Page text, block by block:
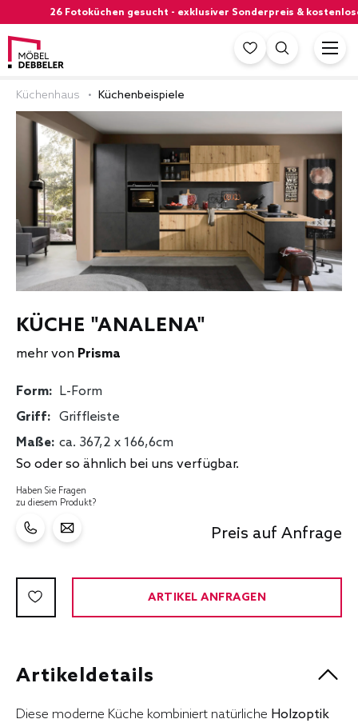
26 Fotoküchen gesucht - exklusiver Sonderpreis & kostenloser
Küchenhaus Küchenbeispiele
KÜCHE "ANALENA"
mehr von Prisma
Form: L-Form
Griff: Griffleiste
Maße: ca. 367,2 x 166,6cm
So oder so ähnlich bei uns verfügbar.
Haben Sie Fragen
zu diesem Produkt?
Preis auf Anfrage
ARTIKEL ANFRAGEN
Artikeldetails
Diese moderne Küche kombiniert natürliche Holzoptik